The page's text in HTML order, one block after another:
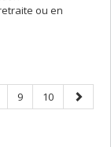
ou en
Page
9 Page
10
Page